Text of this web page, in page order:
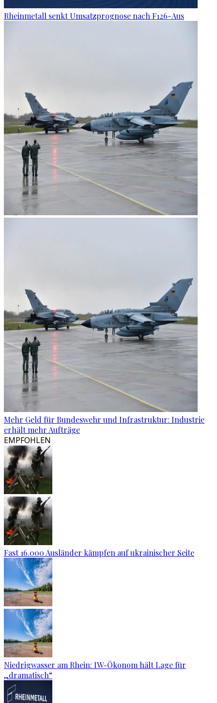
Rheinmetall senkt Umsatzprognose nach F126-Aus
Mehr Geld für Bundeswehr und Infrastruktur: Industrie
erhält mehr Aufträge
EMPFOHLEN
Fast 16.000 Ausländer kämpfen auf ukrainischer Seite
Niedrigwasser am Rhein: IW-Ökonom hält Lage für
„dramatisch“